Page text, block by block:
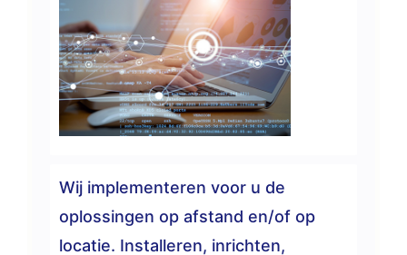
Wij implementeren voor u de
oplossingen op afstand en/of op
locatie. Installeren, inrichten,